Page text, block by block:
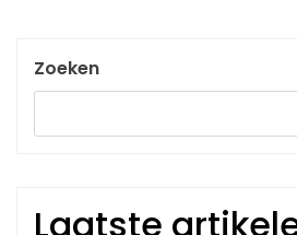
Zoeken
Laatste